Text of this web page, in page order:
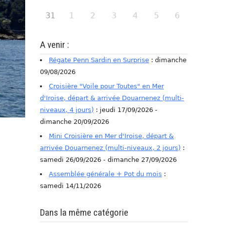
31 1 2 3 4 5 6
A venir :
Régate Penn Sardin en Surprise : dimanche
09/08/2026
Croisière "Voile pour Toutes" en Mer
d'Iroise, départ & arrivée Douarnenez (multi-
niveaux, 4 jours) : jeudi 17/09/2026 -
dimanche 20/09/2026
Mini Croisière en Mer d'Iroise, départ &
arrivée Douarnenez (multi-niveaux, 2 jours) :
samedi 26/09/2026 - dimanche 27/09/2026
Assemblée générale + Pot du mois :
samedi 14/11/2026
Dans la même catégorie